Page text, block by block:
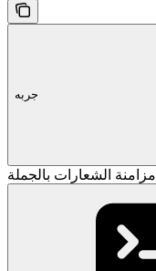
جربه
مزامنة الشعارات بالجملة